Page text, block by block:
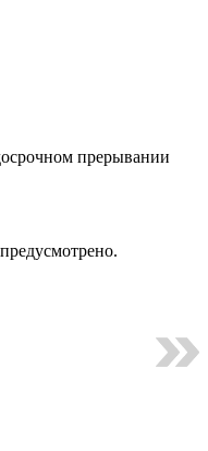
прерывании